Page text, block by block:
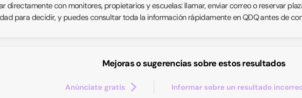
directamente con monitores, propietarios y escuelas: llamar, enviar correo o reservar
para decidir, y puedes consultar toda la información rápidamente en QDQ antes de
Mejoras o sugerencias sobre estos resultados
Anúnciate gratis Informar sobre un resultado